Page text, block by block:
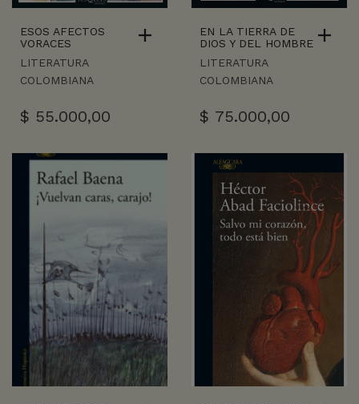
ESOS AFECTOS
VORACES
LITERATURA
COLOMBIANA
$ 55.000,00
EN LA TIERRA DE
DIOS Y DEL HOMBRE
LITERATURA
COLOMBIANA
$ 75.000,00